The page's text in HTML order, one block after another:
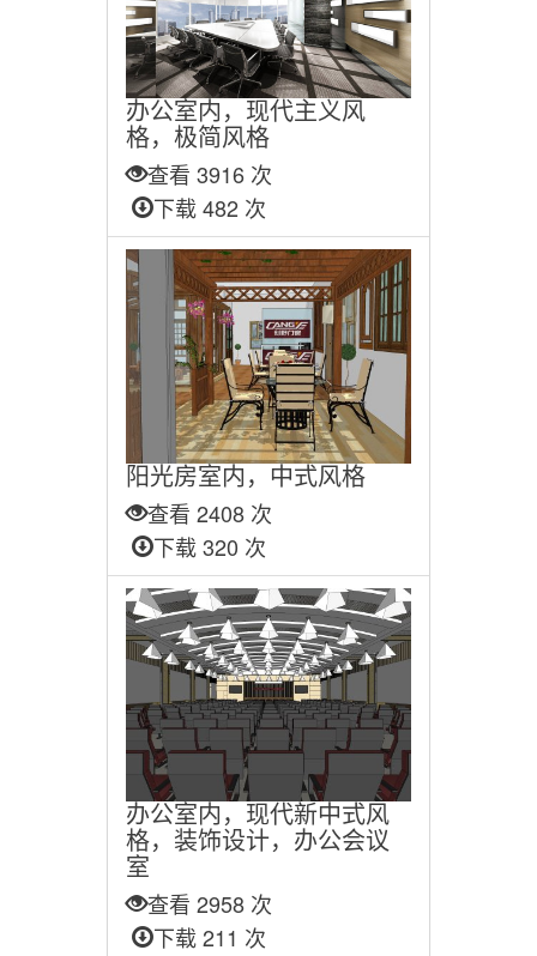
办公室内，现代主义风
格，极简风格
查看 3916 次
下载 482 次
阳光房室内，中式风格
查看 2408 次
下载 320 次
办公室内，现代新中式风
格，装饰设计，办公会议
室
查看 2958 次
下载 211 次